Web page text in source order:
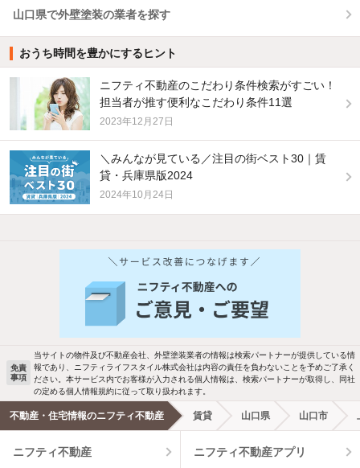
山口県で外壁塗装の業者を探す
おうち時間を豊かにするヒント
ニフティ不動産のこだわり条件検索がすごい！
担当者が推す便利なこだわり条件11選
2023年12月27日
＼みんなが見ている／注目の街ベスト30｜賃
貸・兵庫県版2024
2024年10月24日
他の人はこんな条件で絞り込んでいます！
バス・トイレ別 2階以上
駐車場あり ペット相談
洗濯機置場あり 独立洗面台
エアコンあり 都市ガス
温水洗浄便座 オートロック
免責
事項
当サイトの物件及び不動産会社、外壁塗装業者の情報は検索パートナーが提供している情
報であり、ニフティライフスタイル株式会社は内容の責任を負わないことを予めご了承く
ださい。本サービス内でお客様が入力される個人情報は、検索パートナーが取得し、同社
の定める個人情報規約に従って取り扱われます。
不動産・住宅情報のニフティ不動産 賃貸 山口県 山口市
ニフティ不動産 ニフティ不動産アプリ